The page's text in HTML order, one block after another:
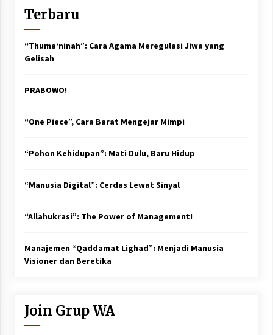
Terbaru
“Thuma’ninah”: Cara Agama Meregulasi Jiwa yang
Gelisah
PRABOWO!
“One Piece”, Cara Barat Mengejar Mimpi
“Pohon Kehidupan”: Mati Dulu, Baru Hidup
“Manusia Digital”: Cerdas Lewat Sinyal
“Allahukrasi”: The Power of Management!
Manajemen “Qaddamat Lighad”: Menjadi Manusia
Visioner dan Beretika
Join Grup WA